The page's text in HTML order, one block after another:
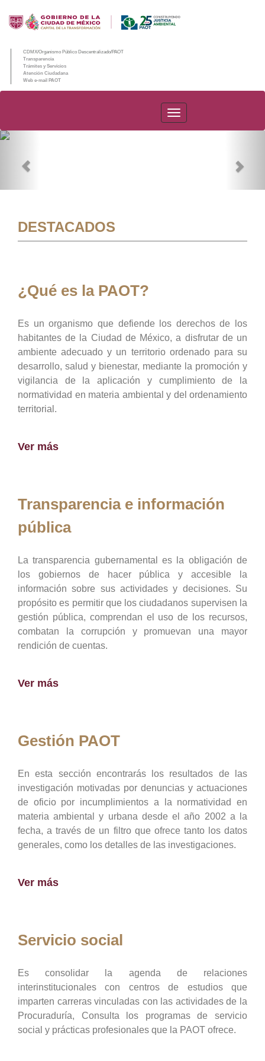
CDMX/Organismo Público Descentralizado/PAOT
Transparencia
Trámites y Servicios
Atención Ciudadana
Web e-mail PAOT
PAOT
DESTACADOS
¿Qué es la PAOT?
Es un organismo que defiende los derechos de los
habitantes de la Ciudad de México, a disfrutar de un
ambiente adecuado y un territorio ordenado para su
desarrollo, salud y bienestar, mediante la promoción y
vigilancia de la aplicación y cumplimiento de la
normatividad en materia ambiental y del ordenamiento
territorial.
Ver más
Transparencia e información
pública
La transparencia gubernamental es la obligación de
los gobiernos de hacer pública y accesible la
información sobre sus actividades y decisiones. Su
propósito es permitir que los ciudadanos supervisen la
gestión pública, comprendan el uso de los recursos,
combatan la corrupción y promuevan una mayor
rendición de cuentas.
Ver más
Gestión PAOT
En esta sección encontrarás los resultados de las
investigación motivadas por denuncias y actuaciones
de oficio por incumplimientos a la normatividad en
materia ambiental y urbana desde el año 2002 a la
fecha, a través de un filtro que ofrece tanto los datos
generales, como los detalles de las investigaciones.
Ver más
Servicio social
Es consolidar la agenda de relaciones
interinstitucionales con centros de estudios que
imparten carreras vinculadas con las actividades de la
Procuraduría, Consulta los programas de servicio
social y prácticas profesionales que la PAOT ofrece.